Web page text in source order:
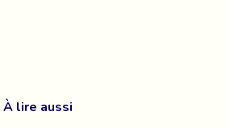
À lire aussi